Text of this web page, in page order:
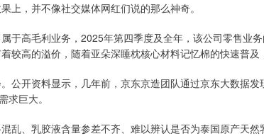
上，并不像社交媒体网红们说的那么神奇。
于高毛利业务，2025年第四季度及全年，该公司零售业
较高的溢价，随着亚朵深睡枕核心材料记忆棉的快速普及
公开资料显示，几年前，京东京造团队通过京东大数据发
求巨大。
乱、乳胶液含量参差不齐、难以辨认是否为泰国原产天